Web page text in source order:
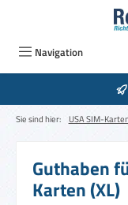
Zum Hauptinhalt springen
Navigation
Sie sind hier: USA SIM-
Guthaben
Karten (XL)